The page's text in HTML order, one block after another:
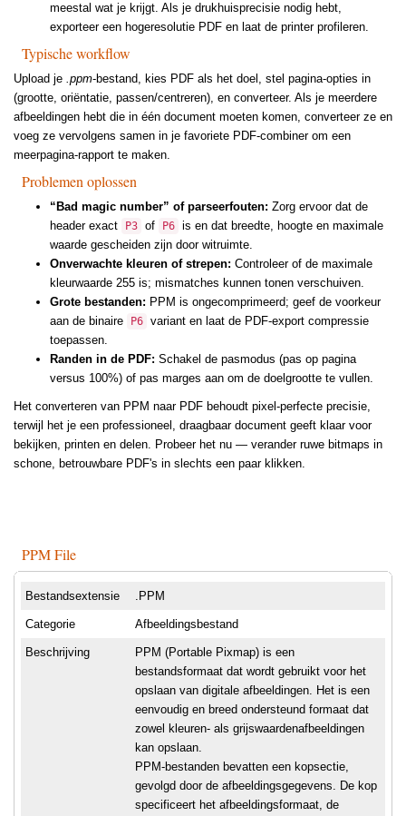
meestal wat je krijgt. Als je drukhuisprecisie nodig hebt,
exporteer een hogeresolutie PDF en laat de printer profileren.
Typische workflow
Upload je .ppm-bestand, kies PDF als het doel, stel pagina-opties in
(grootte, oriëntatie, passen/centreren), en converteer. Als je meerdere
afbeeldingen hebt die in één document moeten komen, converteer ze en
voeg ze vervolgens samen in je favoriete PDF-combiner om een
meerpagina-rapport te maken.
Problemen oplossen
“Bad magic number” of parseerfouten: Zorg ervoor dat de
header exact
P3 of P6 is en dat breedte, hoogte en maximale
waarde gescheiden zijn door witruimte.
Onverwachte kleuren of strepen: Controleer of de maximale
kleurwaarde 255 is; mismatches kunnen tonen verschuiven.
Grote bestanden: PPM is ongecomprimeerd; geef de voorkeur
aan de binaire
P6 variant en laat de PDF-export compressie
toepassen.
Randen in de PDF: Schakel de pasmodus (pas op pagina
versus 100%) of pas marges aan om de doelgrootte te vullen.
Het converteren van PPM naar PDF behoudt pixel-perfecte precisie,
terwijl het je een professioneel, draagbaar document geeft klaar voor
bekijken, printen en delen. Probeer het nu — verander ruwe bitmaps in
schone, betrouwbare PDF's in slechts een paar klikken.
PPM File
Bestandsextensie .PPM
Categorie Afbeeldingsbestand
Beschrijving
PPM (Portable Pixmap) is een
bestandsformaat dat wordt gebruikt voor het
opslaan van digitale afbeeldingen. Het is een
eenvoudig en breed ondersteund formaat dat
zowel kleuren- als grijswaardenafbeeldingen
kan opslaan.
PPM-bestanden bevatten een kopsectie,
gevolgd door de afbeeldingsgegevens. De kop
specificeert het afbeeldingsformaat, de